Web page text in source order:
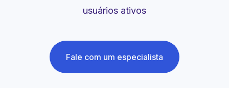
usuários ativos
Fale com um especialista